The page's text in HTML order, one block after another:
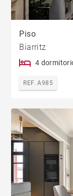
Piso
Biarritz
4
REF. A985